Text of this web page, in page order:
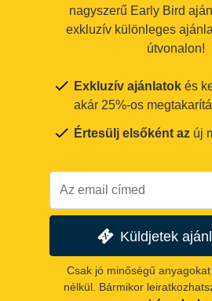
nagyszerű Early Bird
exkluzív különleges
útvonalon!
Exkluzív ajánlatok és
akár 25%-os
Értesülj elsőként az új
Küldjetek
Csak jó minőségű
nélkül. Bármikor